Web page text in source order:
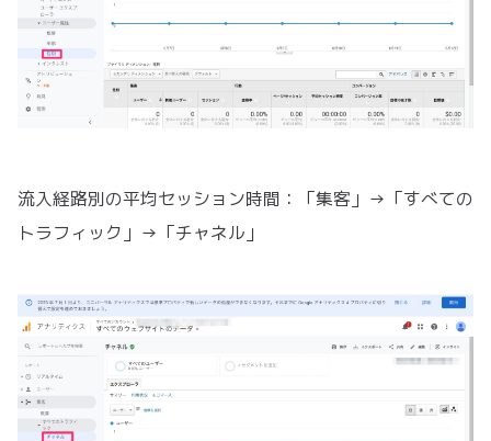
流入経路別の平均セッション時間：「集客」→「すべての
トラフィック」→「チャネル」